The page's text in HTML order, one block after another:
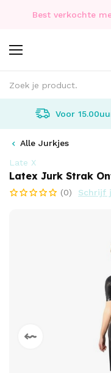
Best verkochte
Voor
Alle Jurkjes
Late X
Latex Jurk Strak
(0) Schrijf